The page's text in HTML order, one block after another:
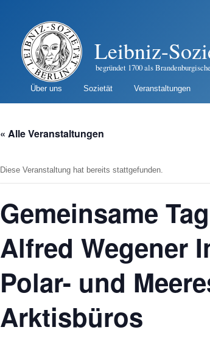
Leibniz-
begründet 1700 als
Über uns Sozietät Veranstaltungen
« Alle Veranstaltungen
Diese Veranstaltung hat bereits stattgefunden.
Gemeinsame
Alfred Wegener
Polar- und
Arktisbüros